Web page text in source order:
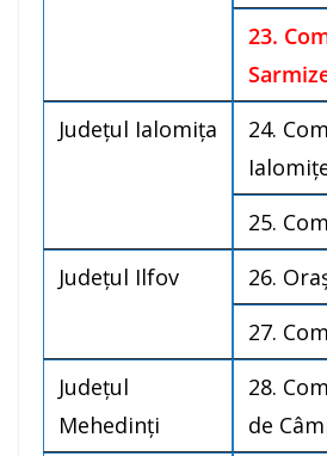
23.
Judeţul Ialomiţa
24.
25.
Judeţul Ilfov
26.
27.
Judeţul
Mehedinţi
28.
de